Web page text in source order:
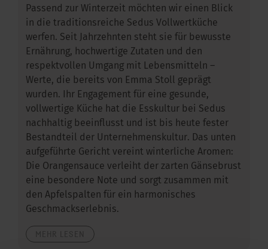
Passend zur Winterzeit möchten wir einen Blick
in die traditionsreiche Sedus Vollwertküche
werfen. Seit Jahrzehnten steht sie für bewusste
Ernährung, hochwertige Zutaten und den
respektvollen Umgang mit Lebensmitteln –
Werte, die bereits von Emma Stoll geprägt
wurden. Ihr Engagement für eine gesunde,
vollwertige Küche hat die Esskultur bei Sedus
nachhaltig beeinflusst und ist bis heute fester
Bestandteil der Unternehmenskultur. Das unten
aufgeführte Gericht vereint winterliche Aromen:
Die Orangensauce verleiht der zarten Gänsebrust
eine besondere Note und sorgt zusammen mit
den Apfelspalten für ein harmonisches
Geschmackserlebnis.